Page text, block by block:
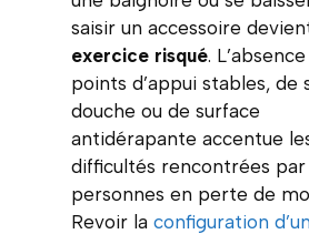
saisir un accessoire
exercice risqué.
points d’appui stables, de
douche ou de surface
antidérapante accentue
difficultés rencontrées par
personnes en perte de
Revoir la configuration